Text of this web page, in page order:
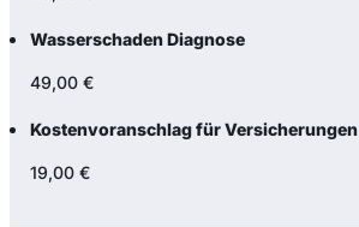
Wasserschaden Diagnose
49,00 €
Kostenvoranschlag für Versicherungen
19,00 €